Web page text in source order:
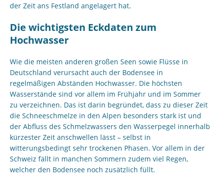
der Zeit ans Festland angelagert hat.
Die wichtigsten Eckdaten zum
Hochwasser
Wie die meisten anderen großen Seen sowie Flüsse in
Deutschland verursacht auch der Bodensee in
regelmäßigen Abständen Hochwasser. Die höchsten
Wasserstände sind vor allem im Frühjahr und im Sommer
zu verzeichnen. Das ist darin begründet, dass zu dieser Zeit
die Schneeschmelze in den Alpen besonders stark ist und
der Abfluss des Schmelzwassers den Wasserpegel innerhalb
kürzester Zeit anschwellen lässt – selbst in
witterungsbedingt sehr trockenen Phasen. Vor allem in der
Schweiz fällt in manchen Sommern zudem viel Regen,
welcher den Bodensee noch zusätzlich füllt.